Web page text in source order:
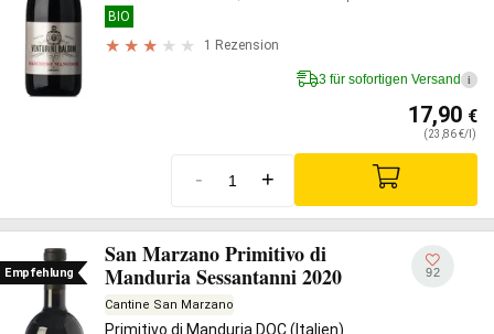
BIO
1 Rezension
3 für sofortigen Versand i
17,90 €
(23,86 €/l)
- +
Empfehlung
San Marzano Primitivo di
Manduria Sessantanni 2020
Cantine San Marzano
Primitivo di Manduria DOC (Italien)
92